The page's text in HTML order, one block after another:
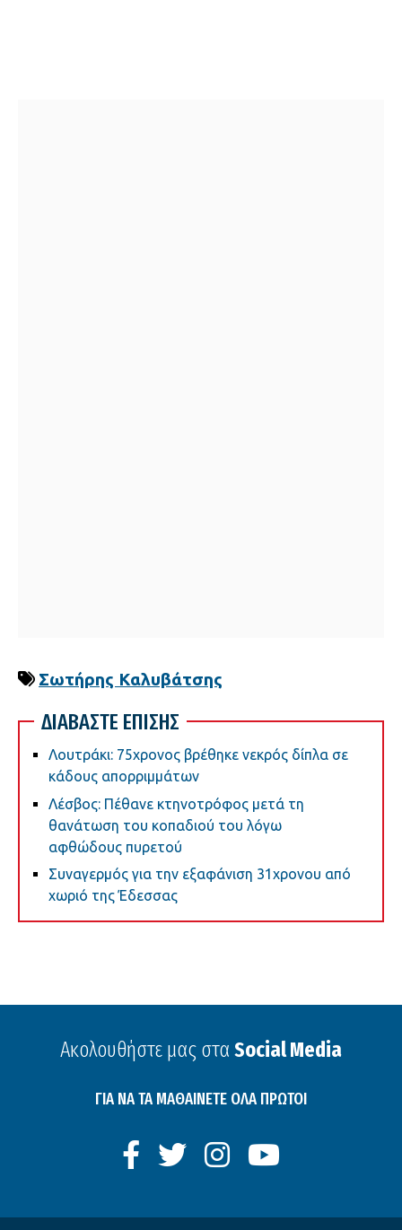
Σωτήρης Καλυβάτσης
ΔΙΑΒΑΣΤΕ ΕΠΙΣΗΣ
Λουτράκι: 75χρονος βρέθηκε νεκρός δίπλα σε
κάδους απορριμμάτων
Λέσβος: Πέθανε κτηνοτρόφος μετά τη
θανάτωση του κοπαδιού του λόγω
αφθώδους πυρετού
Συναγερμός για την εξαφάνιση 31χρονου από
χωριό της Έδεσσας
Ακολουθήστε μας στα Social Media
ΓΙΑ ΝΑ ΤΑ ΜΑΘΑΙΝΕΤΕ ΟΛΑ ΠΡΩΤΟΙ